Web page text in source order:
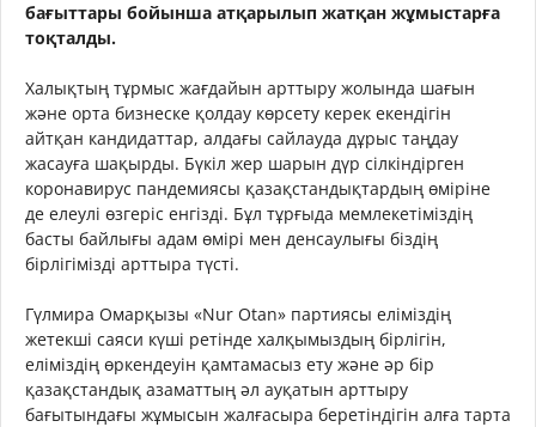
бағыттары бойынша атқарылып жатқан жұмыстарға
тоқталды.
Халықтың тұрмыс жағдайын арттыру жолында шағын
және орта бизнеске қолдау көрсету керек екендігін
айтқан кандидаттар, алдағы сайлауда дұрыс таңдау
жасауға шақырды. Бүкіл жер шарын дүр сілкіндірген
коронавирус пандемиясы қазақстандықтардың өміріне
де елеулі өзгеріс енгізді. Бұл тұрғыда мемлекетіміздің
басты байлығы адам өмірі мен денсаулығы біздің
бірлігімізді арттыра түсті.
Гүлмира Омарқызы «Nur Otan» партиясы еліміздің
жетекші саяси күші ретінде халқымыздың бірлігін,
еліміздің өркендеуін қамтамасыз ету және әр бір
қазақстандық азаматтың әл ауқатын арттыру
бағытындағы жұмысын жалғасыра беретіндігін алға тарта